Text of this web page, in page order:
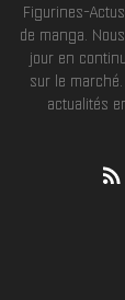
Figurines-
de manga.
jour en
sur le
actualités